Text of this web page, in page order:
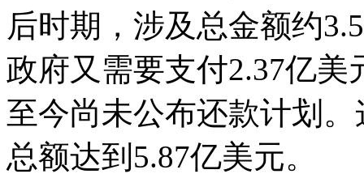
后时期，涉及总金额约
政府又需要支付2.37亿
至今尚未公布还款计划
总额达到5.87亿美元。